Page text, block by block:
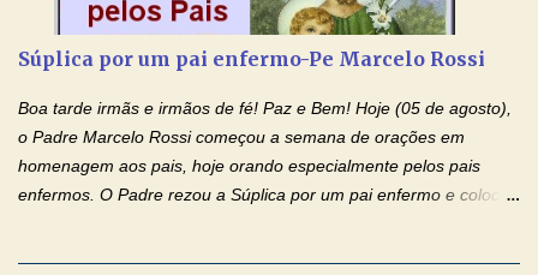
recorro a vós como intercessora entre a Bondade Divina e as
entregueis nas mãos do Santíssimo o meu pedido urgente (Fazer
o pedido). Acolhei, Nhá Chica, no vosso coração bondoso as
minhas necessidades e amparai-me nesta oração (Fazer o ...
Súplica por um pai enfermo-Pe Marcelo Rossi
Boa tarde irmãs e irmãos de fé! Paz e Bem! Hoje (05 de agosto),
o Padre Marcelo Rossi começou a semana de orações em
homenagem aos pais, hoje orando especialmente pelos pais
enfermos. O Padre rezou a Súplica por um pai enfermo e colocou